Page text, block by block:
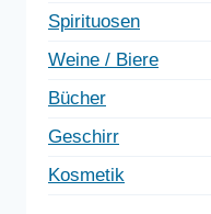
Spirituosen
Weine / Biere
Bücher
Geschirr
Kosmetik